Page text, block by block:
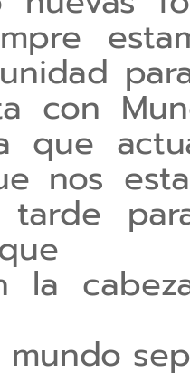
con
que
nos
tarde
la